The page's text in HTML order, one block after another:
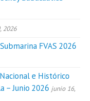
2026
FVAS 2026
e Histórico
– Junio 2026 junio 16,